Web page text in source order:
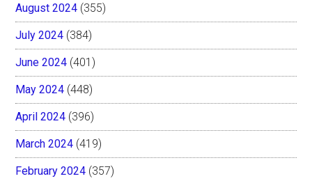
August 2024 (355)
July 2024 (384)
June 2024 (401)
May 2024 (448)
April 2024 (396)
March 2024 (419)
February 2024 (357)